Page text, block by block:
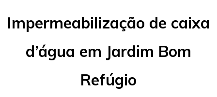
Impermeabilização de caixa
d’água em Jardim Bom
Refúgio